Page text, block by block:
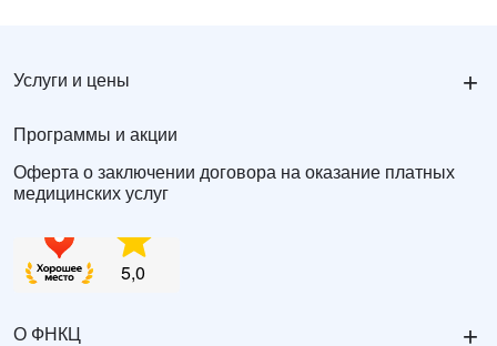
Услуги и цены +
Программы и акции
Оферта о заключении договора на оказание платных
медицинских услуг
О ФНКЦ +